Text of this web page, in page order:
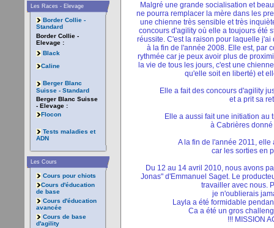
Les Races - Elevage
Border Collie -
Standard
Border Collie -
Elevage :
Black
Caline
Berger Blanc
Suisse - Standard
Berger Blanc Suisse
- Elevage :
Flocon
Tests maladies et
ADN
Les Cours
Cours pour chiots
Cours d'éducation
de base
Cours d'éducation
avancée
Cours de base
d'agility
Malgré une grande socialisation et
ne pourra remplacer la mère dans les
une chienne très sensible et très
concours d'agility où elle a toujours été
réussite. C'est la raison pour laquelle
à la fin de l'année 2008. Elle est, par
rythmée car je peux avoir plus de
la vie de tous les jours, c'est une
qu'elle soit en liberté) et
Elle a fait des concours d'agility
et a prit sa
Elle a aussi fait une initiation au
à Cabrières
A la fin de l'année 2011,
car les sorties en
Du 12 au 14 avril 2010, nous avons
Jonas" d'Emmanuel Saget. Le
travailler avec nous.
je n'oublierais
Layla a été formidable
Ca a été un gros
!!! MISSION